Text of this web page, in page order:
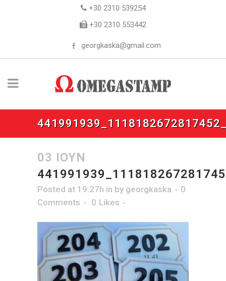
+30 2310 539254
+30 2310 553442
georgkaska@gmail.com
03 ΙΟΎΝ
Posted at 19:27h in by georgkaska
0
Comments
0 Likes